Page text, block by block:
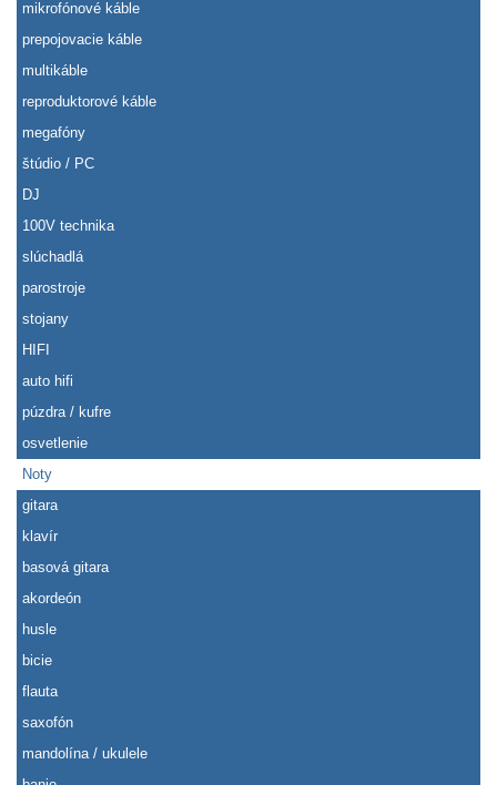
mikrofónové káble
prepojovacie káble
multikáble
reproduktorové káble
megafóny
štúdio / PC
DJ
100V technika
slúchadlá
parostroje
stojany
HIFI
auto hifi
púzdra / kufre
osvetlenie
Noty
gitara
klavír
basová gitara
akordeón
husle
bicie
flauta
saxofón
mandolína / ukulele